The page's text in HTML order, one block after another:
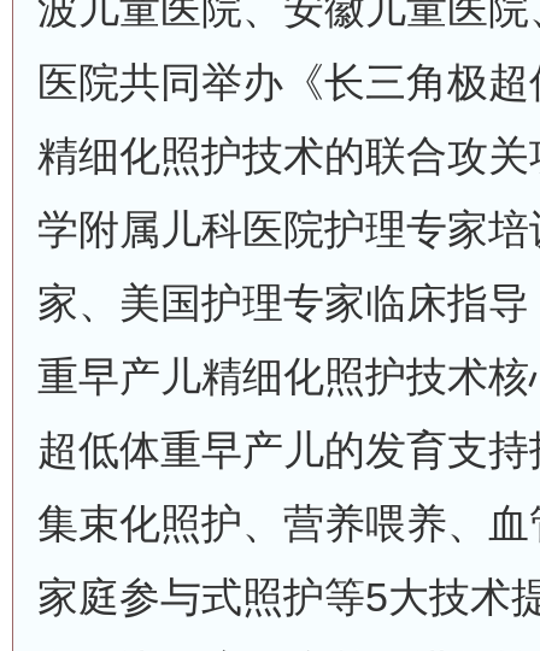
医院共同举办《长三角极
精细化照护技术的联合攻
学附属儿科医院护理专家
家、美国护理专家临床指
重早产儿精细化照护技术
超低体重早产儿的发育支
集束化照护、营养喂养、
家庭参与式照护等5大技术